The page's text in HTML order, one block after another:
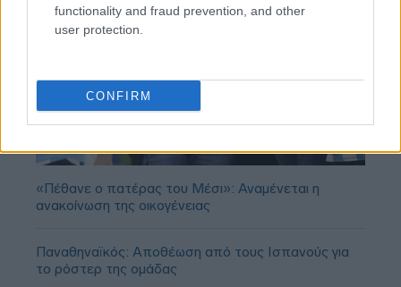
functionality and fraud prevention, and other
user protection.
CONFIRM
«Πέθανε ο πατέρας του Μέσι»: Αναμένεται η
ανακοίνωση της οικογένειας
Παναθηναϊκός: Αποθέωση από τους Ισπανούς για
το ρόστερ της ομάδας